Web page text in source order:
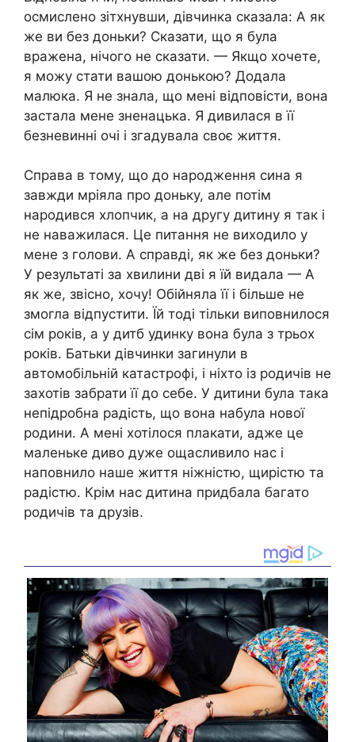
осмислено зітхнувши, дівчинка сказала: А як
же ви без доньки? Сказати, що я була
вражена, нічого не сказати. — Якщо хочете,
я можу стати вашою донькою? Додала
малюка. Я не знала, що мені відповісти, вона
застала мене зненацька. Я дивилася в її
безневинні очі і згадувала своє життя.
Справа в тому, що до народження сина я
завжди мріяла про доньку, але потім
народився хлопчик, а на другу дитину я так і
не наважилася. Це питання не виходило у
мене з голови. А справді, як же без доньки?
У результаті за хвилини дві я їй видала — А
як же, звісно, хочу! Обійняла її і більше не
змогла відпустити. Їй тоді тільки виповнилося
сім років, а у дитб удинку вона була з трьох
років. Батьки дівчинки загинули в
автомобільній катастрофі, і ніхто із родичів не
захотів забрати її до себе. У дитини була така
непідробна радість, що вона набула нової
родини. А мені хотілося плакати, адже це
маленьке диво дуже ощасливило нас і
наповнило наше життя ніжністю, щирістю та
радістю. Крім нас дитина придбала багато
родичів та друзів.